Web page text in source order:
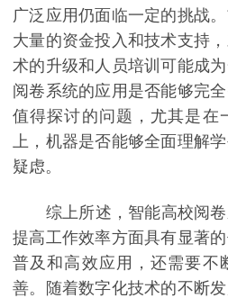
广泛应用仍面临一定的挑战
大量的资金投入和技术支持
术的升级和人员培训可能成
阅卷系统的应用是否能够完
值得探讨的问题，尤其是在
上，机器是否能够全面理解
疑虑。
综上所述，智能高校阅卷
提高工作效率方面具有显著
普及和高效应用，还需要不
善。随着数字化技术的不断